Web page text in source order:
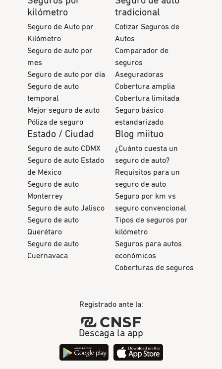
kilómetro
Seguro de Auto por
Kilómetro
Seguro de auto por
mes
Seguro de auto por día
Seguro de auto
temporal
Mejor seguro de auto
Póliza de seguro
tradicional
Cotizar Seguros de
Autos
Comparador de
seguros
Aseguradoras
Cobertura amplia
Cobertura limitada
Seguro básico
estandarizado
Estado / Ciudad
Seguro de auto CDMX
Seguro de auto Estado
de México
Seguro de auto
Monterrey
Seguro de auto Jalisco
Seguro de auto
Querétaro
Seguro de auto
Cuernavaca
Blog miituo
¿Cuánto cuesta un
seguro de auto?
Requisitos para un
seguro de auto
Seguro por km vs
seguro convencional
Tipos de seguros por
kilómetro
Seguros para autos
económicos
Coberturas de seguros
Registrado ante la:
Descaga la app